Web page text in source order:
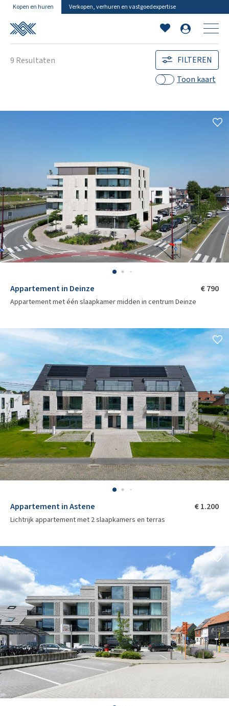
Kopen en huren Verkopen, verhuren en vastgoedexpertise
9 Resultaten
FILTEREN
Toon kaart
Appartement in Deinze € 790
Appartement met één slaapkamer midden in centrum Deinze
Appartement in Astene € 1.200
Lichtrijk appartement met 2 slaapkamers en terras